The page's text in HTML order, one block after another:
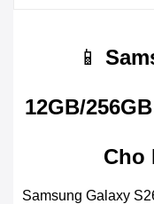
📱
12GB/
Cho
Samsung Galaxy